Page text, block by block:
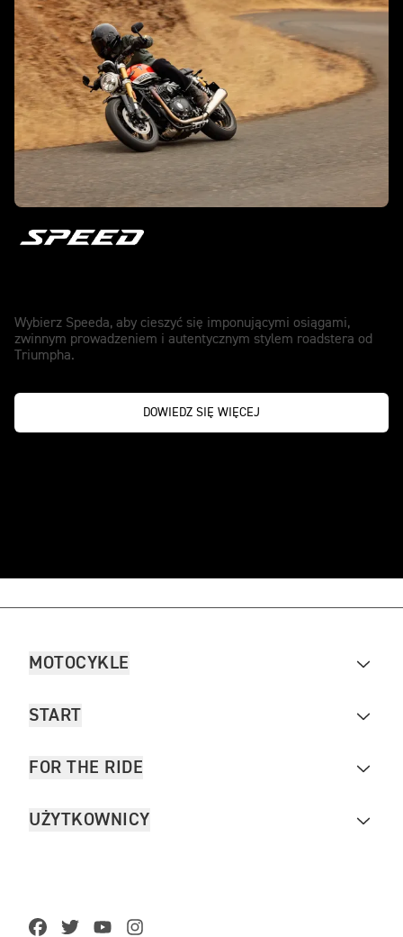
Wybierz Speeda, aby cieszyć się imponującymi osiągami,
zwinnym prowadzeniem i autentycznym stylem roadstera od
Triumpha.
DOWIEDZ SIĘ WIĘCEJ
MOTOCYKLE
START
FOR THE RIDE
UŻYTKOWNICY